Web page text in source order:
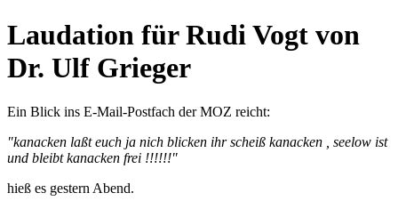
Laudation für Rudi Vogt von
Dr. Ulf Grieger
Ein Blick ins E-Mail-Postfach der MOZ reicht:
"kanacken laßt euch ja nich blicken ihr scheiß kanacken , seelow ist
und bleibt kanacken frei !!!!!!"
hieß es gestern Abend.